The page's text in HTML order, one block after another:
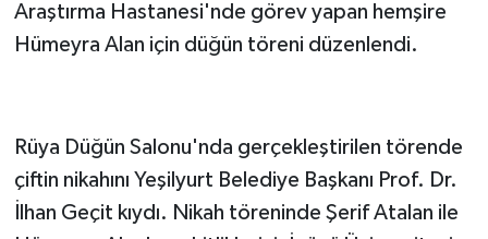
Araştırma Hastanesi'nde görev yapan hemşire
Hümeyra Alan için düğün töreni düzenlendi.
Rüya Düğün Salonu'nda gerçekleştirilen törende
çiftin nikahını Yeşilyurt Belediye Başkanı Prof. Dr.
İlhan Geçit kıydı. Nikah töreninde Şerif Atalan ile